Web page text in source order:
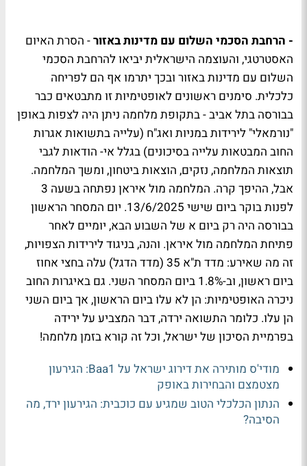
- הרחבת הסכמי השלום עם מדינות באזור- הסרת האיום
האסטרטגי, והעוצמה הישראלית יביאו להרחבת הסכמי
השלום עם מדינות באזור ובכך יתרמו אף הם לפריחה
כלכלית. סימנים ראשונים לאופטימיות זו מתבטאים כבר
בבורסה בתל אביב - בתקופת מלחמה ניתן היה לצפות באופן
"נורמאלי" לירידות במניות ואג"ח (עלייה בתשואות אגרות
החוב המבטאות עלייה בסיכונים) בגלל אי- הודאות לגבי
תוצאות המלחמה, נזקים, הוצאות ביטחון, ומשך המלחמה.
אבל, ההיפך קרה. המלחמה מול איראן נפתחה בשעה 3
לפנות בוקר ביום שישי 13/6/2025. יום המסחר הראשון
בבורסה היה רק ביום א של השבוע הבא, יומיים לאחר
פתיחת המלחמה מול איראן. והנה, בניגוד לירידות הצפויות,
זה מה שאירע: מדד ת"א 35 (מדד הדגל) עלה בחצי אחוז
ביום ראשון, וב-1.8% ביום המסחר השני. גם באיגרות החוב
ניכרה האופטימיות: הן לא עלו ביום הראשון, אך ביום השני
הן עלו. כלומר התשואה ירדה, דבר המצביע על ירידה
בפרמיית הסיכון של ישראל, וכל זה קורא בזמן מלחמה!
מודי'ס מותירה את דירוג ישראל על Baa1: הגירעון
מצטמצם והבחירות באופק
הנתון הכלכלי הטוב שמגיע עם כוכבית: הגירעון ירד, מה
הסיבה?